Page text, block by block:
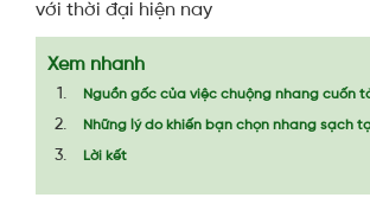
với thời đại hiện nay
Xem nhanh
Nguồn gốc của việc chuộng nhang cuốn
Những lý do khiến bạn chọn nhang sạch
Lời kết